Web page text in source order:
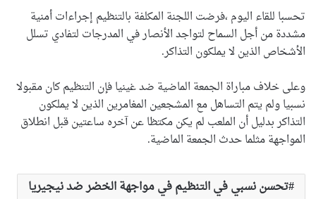
تحسبا للقاء اليوم ،فرضت اللجنة المكلفة بالتنظيم إجراءات أمنية
مشددة من أجل السماح لتواجد الأنصار في المدرجات لتفادي تسلل
الأشخاص الذين لا يملكون التذاكر.
وعلى خلاف مباراة الجمعة الماضية ضد غينيا فإن التنظيم كان مقبولا
نسبيا ولم يتم التساهل مع المشجعين المغامرين الذين لا يملكون
التذاكر بدليل أن الملعب لم يكن مكتظا عن آخره ساعتين قبل انطلاق
المواجهة مثلما حدث الجمعة الماضية.
تحسن نسبي في التنظيم في مواجهة الخضر ضد نيجيريا